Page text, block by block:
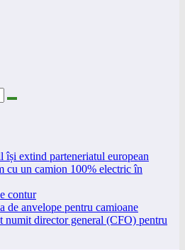
extind parteneriatul european
cu un camion 100% electric în
contur
de anvelope pentru camioane
numit director general (CFO) pentru